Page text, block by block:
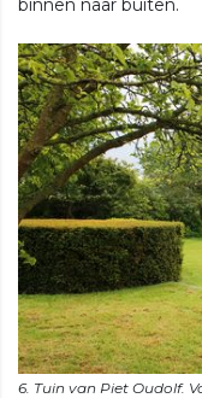
binnen naar buiten.
6. Tuin van Piet Oudolf.